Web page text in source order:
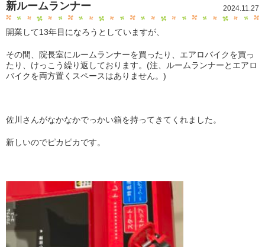
2024.11.27
新ルームランナー
開業して13年目になろうとしていますが、
その間、院長室にルームランナーを買ったり、エアロバイクを買っ
たり、けっこう繰り返しております。(注、ルームランナーとエアロ
バイクを両方置くスペースはありません。)
佐川さんがなかなかでっかい箱を持ってきてくれました。
新しいのでピカピカです。